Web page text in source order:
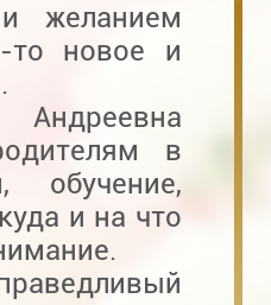
желанием
то новое и
Андреевна
в
обучение,
и на что